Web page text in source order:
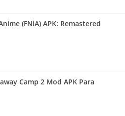
(FNiA) APK: Remastered
Camp 2 Mod APK Para